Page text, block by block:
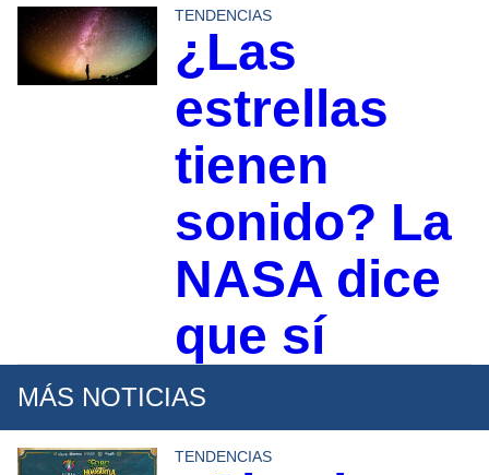
TENDENCIAS
¿Las
estrellas
tienen
sonido? La
NASA dice
que sí
MÁS NOTICIAS
TENDENCIAS